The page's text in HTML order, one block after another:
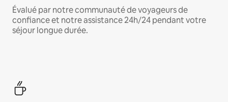
Évalué par notre communauté de voyageurs de
confiance et notre assistance 24h/24 pendant votre
séjour longue durée.